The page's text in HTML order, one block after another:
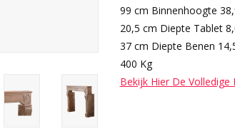
99 cm Binnenhoogte
20,5 cm Diepte Tablet
37 cm Diepte Benen
400 Kg
Bekijk Hier De